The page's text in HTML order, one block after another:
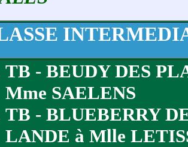
TB - BEUDY DES
Mme SAELENS
TB - BLUEBERRY
LANDE à Mlle